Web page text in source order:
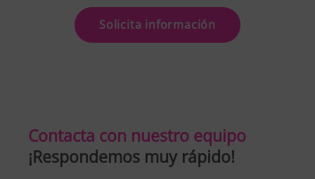
Solicita información
Contacta con nuestro equipo
¡Respondemos muy rápido!